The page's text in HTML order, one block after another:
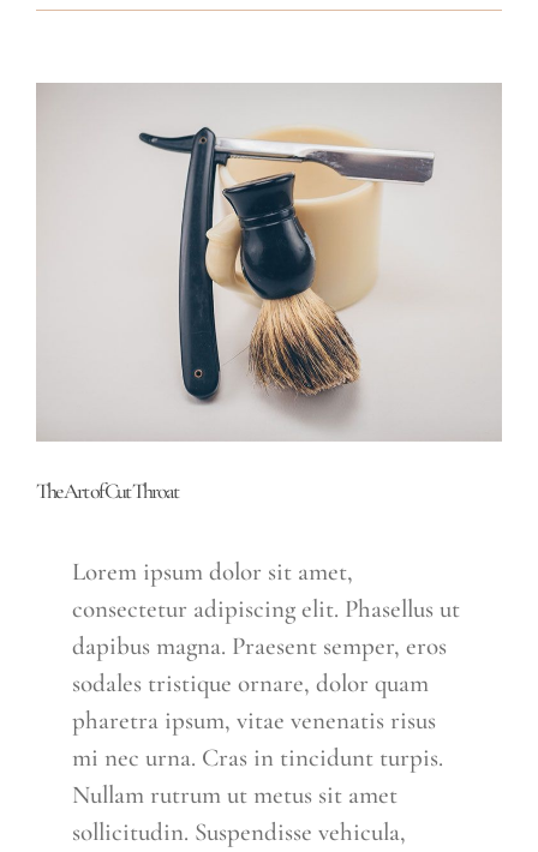
The Art of Cut Throat
Lorem ipsum dolor sit amet,
consectetur adipiscing elit. Phasellus ut
dapibus magna. Praesent semper, eros
sodales tristique ornare, dolor quam
pharetra ipsum, vitae venenatis risus
mi nec urna. Cras in tincidunt turpis.
Nullam rutrum ut metus sit amet
sollicitudin. Suspendisse vehicula,